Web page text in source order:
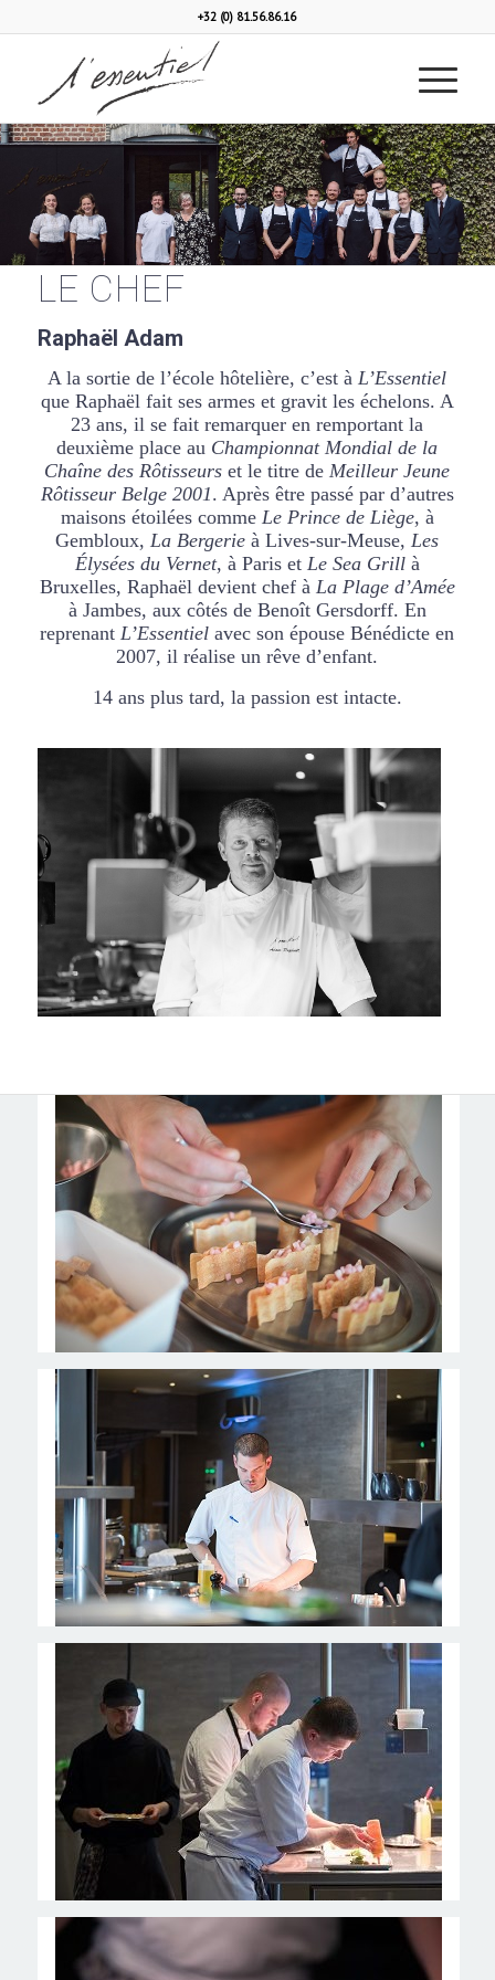
+32 (0) 81.56.86.16
LE CHEF
Raphaël Adam
A la sortie de l’école hôtelière, c’est àL’Essentiel
que Raphaël fait ses armes et gravit les échelons. A
23 ans, il se fait remarquer en remportant la
deuxième place au Championnat Mondial de la
Chaîne des Rôtisseursetle titre deMeilleur Jeune
Rôtisseur Belge 2001. Après être passé par d’autres
maisons étoilées comme Le Prince de Liège, à
Gembloux,La Bergerieà Lives-sur-Meuse,Les
Élysées du Vernet, à Paris et Le Sea Grillà
Bruxelles, Raphaël devient chef à La Plage d’Amée
à Jambes, aux côtés de Benoît Gersdorff. En
reprenantL’Essentiel avec son épouse Bénédicte en
2007, il réalise un rêve d’enfant.
14 ans plus tard, la passion est intacte.